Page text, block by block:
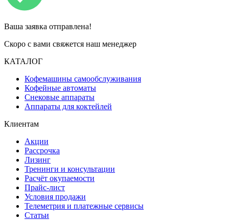
Ваша заявка отправлена!
Скоро с вами свяжется наш менеджер
КАТАЛОГ
Кофемашины самообслуживания
Кофейные автоматы
Снековые аппараты
Аппараты для коктейлей
Клиентам
Акции
Рассрочка
Лизинг
Тренинги и консультации
Расчёт окупаемости
Прайс-лист
Условия продажи
Телеметрия и платежные сервисы
Статьи